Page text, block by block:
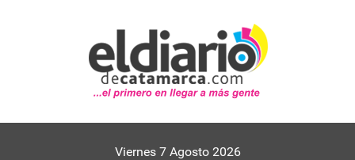
Viernes 7 Agosto 2026